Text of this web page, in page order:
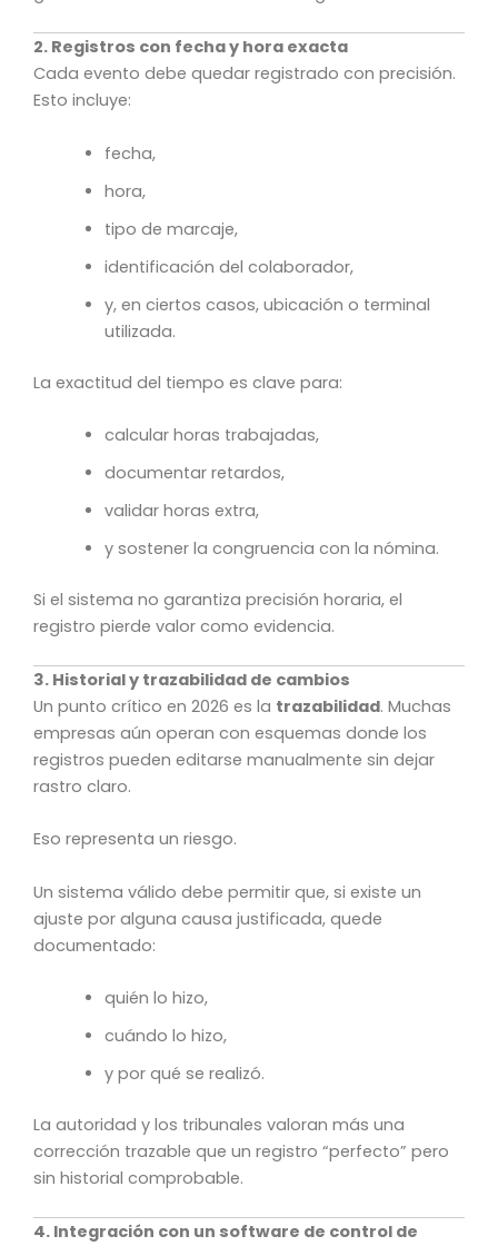
2. Registros con fecha y hora exacta
Cada evento debe quedar registrado con precisión.
Esto incluye:
fecha,
hora,
tipo de marcaje,
identificación del colaborador,
y, en ciertos casos, ubicación o terminal
utilizada.
La exactitud del tiempo es clave para:
calcular horas trabajadas,
documentar retardos,
validar horas extra,
y sostener la congruencia con la nómina.
Si el sistema no garantiza precisión horaria, el
registro pierde valor como evidencia.
3. Historial y trazabilidad de cambios
Un punto crítico en 2026 es la trazabilidad. Muchas
empresas aún operan con esquemas donde los
registros pueden editarse manualmente sin dejar
rastro claro.
Eso representa un riesgo.
Un sistema válido debe permitir que, si existe un
ajuste por alguna causa justificada, quede
documentado:
quién lo hizo,
cuándo lo hizo,
y por qué se realizó.
La autoridad y los tribunales valoran más una
corrección trazable que un registro “perfecto” pero
sin historial comprobable.
4. Integración con un software de control de